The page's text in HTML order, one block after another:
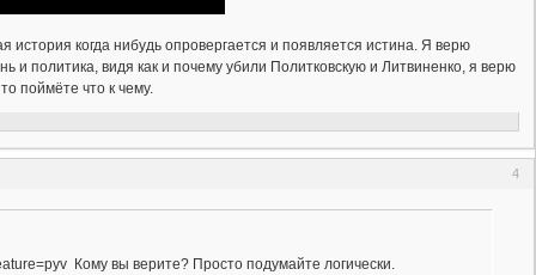
когда нибудь опровергается и появляется истина. Я верю
и политика, видя как и почему убили Политковскую и Литвиненко, я верю
поймёте что к чему.
4
Кому вы верите? Просто подумайте логически.